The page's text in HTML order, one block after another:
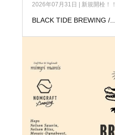
2026年07月31日 | 新規開栓！！
BLACK TIDE BREWING /...